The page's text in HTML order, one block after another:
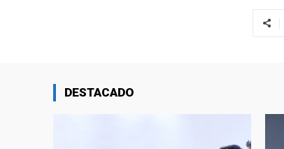
DESTACADO